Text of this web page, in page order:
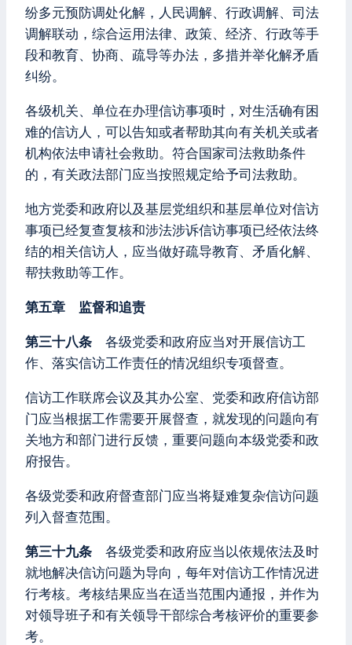
纷多元预防调处化解，人民调解、行政调解、司法
调解联动，综合运用法律、政策、经济、行政等手
段和教育、协商、疏导等办法，多措并举化解矛盾
纠纷。
各级机关、单位在办理信访事项时，对生活确有困
难的信访人，可以告知或者帮助其向有关机关或者
机构依法申请社会救助。符合国家司法救助条件
的，有关政法部门应当按照规定给予司法救助。
地方党委和政府以及基层党组织和基层单位对信访
事项已经复查复核和涉法涉诉信访事项已经依法终
结的相关信访人，应当做好疏导教育、矛盾化解、
帮扶救助等工作。
第五章 监督和追责
第三十八条 各级党委和政府应当对开展信访工
作、落实信访工作责任的情况组织专项督查。
信访工作联席会议及其办公室、党委和政府信访部
门应当根据工作需要开展督查，就发现的问题向有
关地方和部门进行反馈，重要问题向本级党委和政
府报告。
各级党委和政府督查部门应当将疑难复杂信访问题
列入督查范围。
第三十九条 各级党委和政府应当以依规依法及时
就地解决信访问题为导向，每年对信访工作情况进
行考核。考核结果应当在适当范围内通报，并作为
对领导班子和有关领导干部综合考核评价的重要参
考。